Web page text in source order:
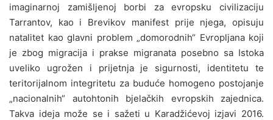
imaginarnoj zamišljenoj borbi za evropsku civilizaciju
Tarrantov, kao i Brevikov manifest prije njega, opisuju
natalitet kao glavni problem „domorodnih“ Evropljana koji
je zbog migracija i prakse migranata posebno sa Istoka
uveliko ugrožen i prijetnja je sigurnosti, identitetu te
teritorijalnom integritetu za buduće homogeno postojanje
„nacionalnih“ autohtonih bjelačkih evropskih zajednica.
Takva ideja može se i sažeti u Karadžićevoj izjavi 2016.